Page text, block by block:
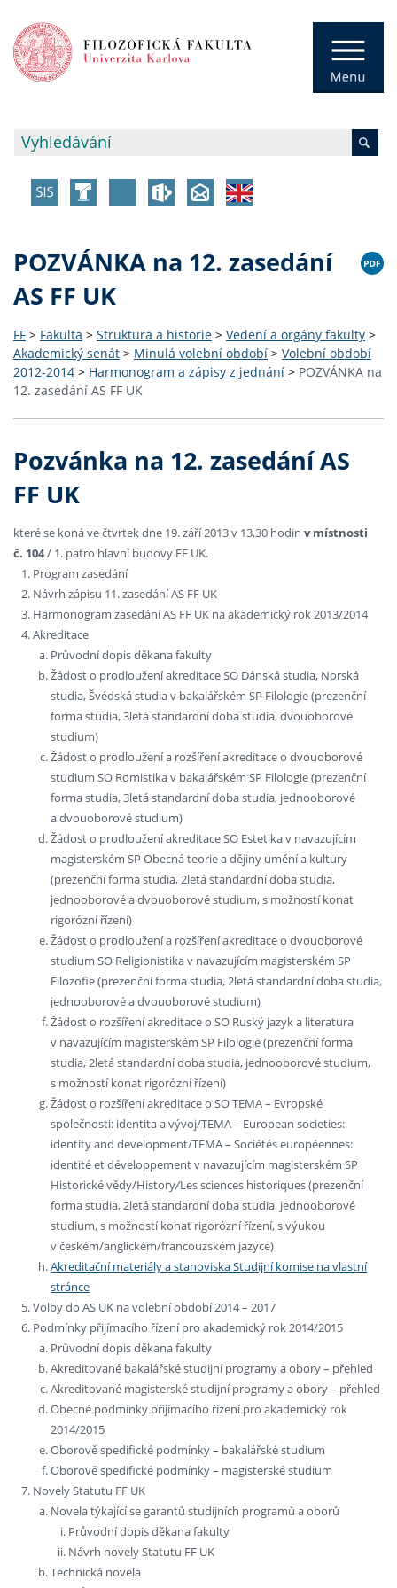
POZVÁNKA na 12. zasedání
AS FF UK
FF > Fakulta > Struktura a historie > Vedení a orgány fakulty >
Akademický senát > Minulá volební období > Volební období
2012-2014 > Harmonogram a zápisy z jednání > POZVÁNKA na
12. zasedání AS FF UK
Pozvánka na 12. zasedání AS
FF UK
které se koná ve čtvrtek dne 19. září 2013 v 13,30 hodin v místnosti
č. 104/ 1. patro hlavní budovy FF UK.
Program zasedání
Návrh zápisu 11. zasedání AS FF UK
Harmonogram zasedání AS FF UK na akademický rok 2013/2014
Akreditace
Průvodní dopis děkana fakulty
Žádost o prodloužení akreditace SO Dánská studia, Norská
studia, Švédská studia v bakalářském SP Filologie (prezenční
forma studia, 3letá standardní doba studia, dvouoborové
studium)
Žádost o prodloužení a rozšíření akreditace o dvouoborové
studium SO Romistika v bakalářském SP Filologie (prezenční
forma studia, 3letá standardní doba studia, jednooborové
a dvouoborové studium)
Žádost o prodloužení akreditace SO Estetika v navazujícím
magisterském SP Obecná teorie a dějiny umění a kultury
(prezenční forma studia, 2letá standardní doba studia,
jednooborové a dvouoborové studium, s možností konat
rigorózní řízení)
Žádost o prodloužení a rozšíření akreditace o dvouoborové
studium SO Religionistika v navazujícím magisterském SP
Filozofie (prezenční forma studia, 2letá standardní doba studia,
jednooborové a dvouoborové studium)
Žádost o rozšíření akreditace o SO Ruský jazyk a literatura
v navazujícím magisterském SP Filologie (prezenční forma
studia, 2letá standardní doba studia, jednooborové studium,
s možností konat rigorózní řízení)
Žádost o rozšíření akreditace o SO TEMA – Evropské
společnosti: identita a vývoj/TEMA – European societies:
identity and development/TEMA – Sociétés européennes:
identité et développement v navazujícím magisterském SP
Historické vědy/History/Les sciences historiques (prezenční
forma studia, 2letá standardní doba studia, jednooborové
studium, s možností konat rigorózní řízení, s výukou
v českém/anglickém/francouzském jazyce)
Akreditační materiály a stanoviska Studijní komise na vlastní
stránce
Volby do AS UK na volební období 2014 – 2017
Podmínky přijímacího řízení pro akademický rok 2014/2015
Průvodní dopis děkana fakulty
Akreditované bakalářské studijní programy a obory – přehled
Akreditované magisterské studijní programy a obory – přehled
Obecné podmínky přijímacího řízení pro akademický rok
2014/2015
Oborově spedifické podmínky – bakalářské studium
Oborově spedifické podmínky – magisterské studium
Novely Statutu FF UK
Novela týkající se garantů studijních programů a oborů
Průvodní dopis děkana fakulty
Návrh novely Statutu FF UK
Technická novela